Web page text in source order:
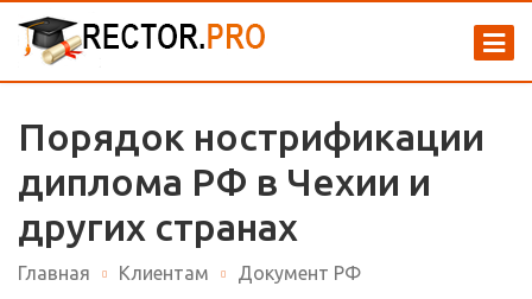
Порядок нострификации
диплома РФ в Чехии и
других странах
Главная Клиентам Документ РФ